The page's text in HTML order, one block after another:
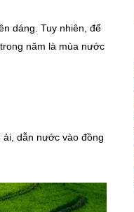
dáng. Tuy nhiên, để
năm là mùa nước
dẫn nước vào đồng